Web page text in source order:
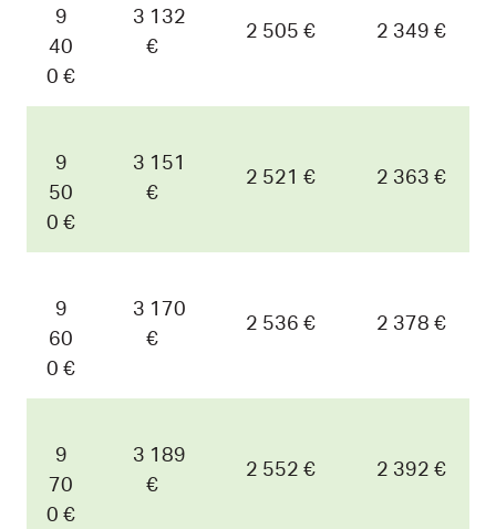
9
40
0 €
3 132
€
2 505 € 2 349 €
9
50
0 €
3 151
€
2 521 € 2 363 €
9
60
0 €
3 170
€
2 536 € 2 378 €
9
70
0 €
3 189
€
2 552 € 2 392 €